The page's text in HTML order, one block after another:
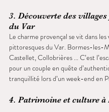
3. Découverte des villages
du Var
Le charme provençal se vit dans les
pittoresques du Var. Bormes-les-
Castellet, Collobrières ... C’est
pour un couple en quête
tranquillité lors d’un week-end en
4. Patrimoine et culture à